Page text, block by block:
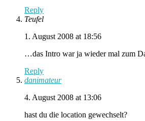
Reply
Teufel
1. August 2008 at 18:56
…das Intro war ja wieder mal zum
Reply
danimateur
4. August 2008 at 13:06
hast du die location gewechselt?